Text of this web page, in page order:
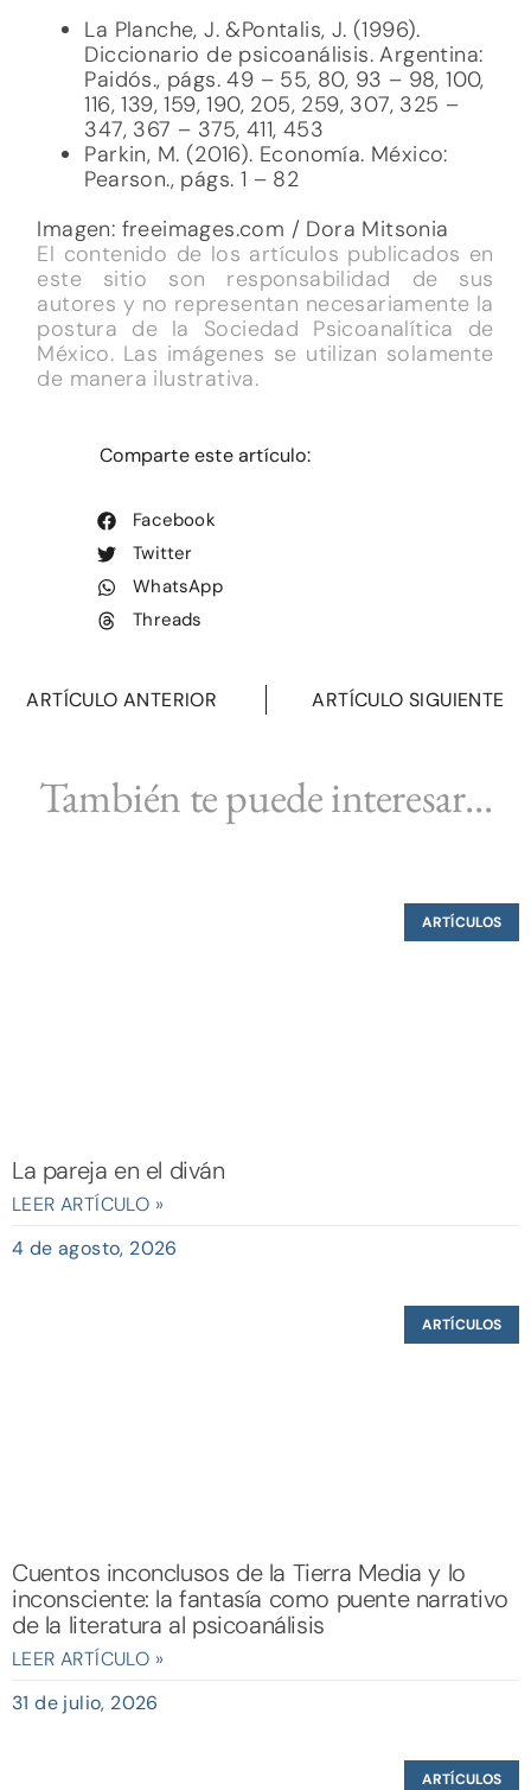
Facebook
Twitter
WhatsApp
Threads
ARTÍCULO ANTERIOR ARTÍCULO SIGUIENTE
También te puede interesar...
La pareja en el diván
4 de agosto, 2026
de la literatura al psicoanálisis
LEER ARTÍCULO »
ARTÍCULOS
El silencio del niño frente a la pérdida: una
mirada psicoanalítica del duelo.
LEER ARTÍCULO »
22 de julio, 2026